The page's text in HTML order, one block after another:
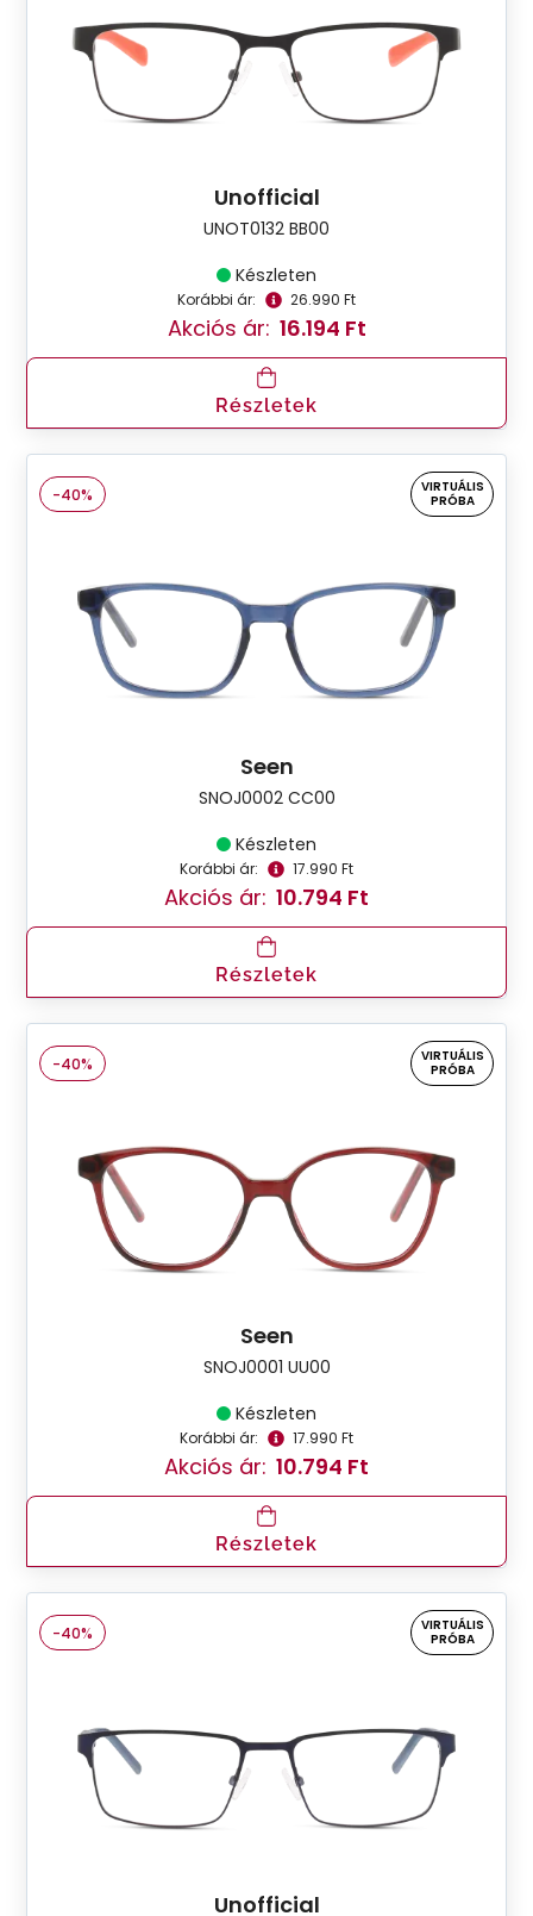
Unofficial
UNOT0132 BB00
Készleten
Korábbi ár: 26.990 Ft
Akciós ár: 16.194 Ft
Részletek
-40%
VIRTUÁLIS
PRÓBA
Seen
SNOJ0002 CC00
Készleten
Korábbi ár: 17.990 Ft
Akciós ár: 10.794 Ft
Részletek
-40%
VIRTUÁLIS
PRÓBA
Seen
SNOJ0001 UU00
Készleten
Korábbi ár: 17.990 Ft
Akciós ár: 10.794 Ft
Részletek
-40%
VIRTUÁLIS
PRÓBA
Unofficial